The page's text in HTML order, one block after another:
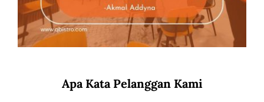
Apa Kata Pelanggan Kami